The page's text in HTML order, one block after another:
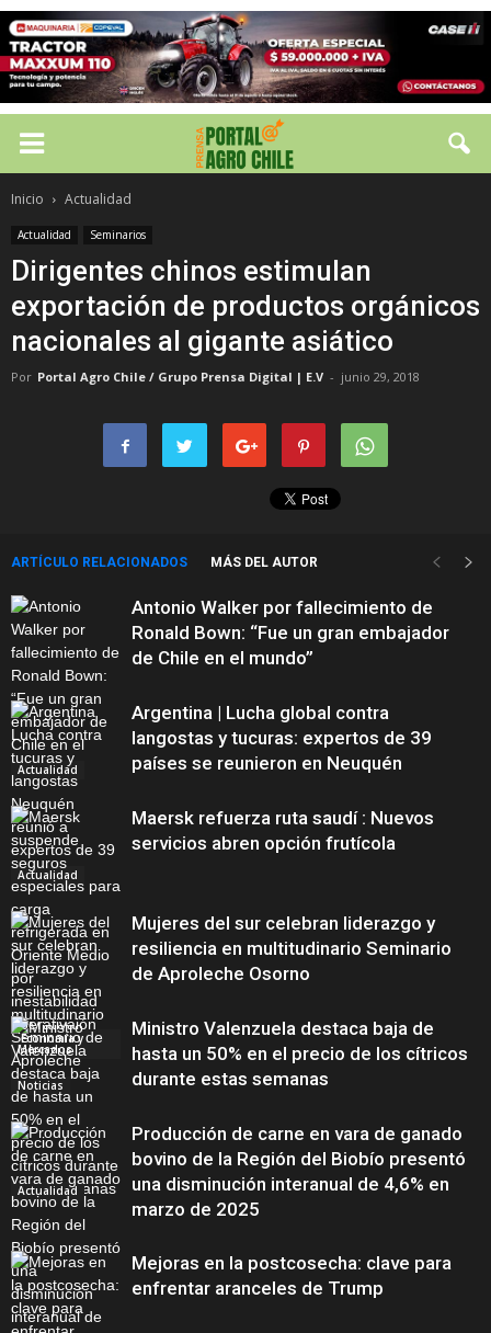
Inicio Actualidad
Actualidad Seminarios
Dirigentes chinos estimulan
exportación de productos orgánicos
nacionales al gigante asiático
Por Portal Agro Chile / Grupo Prensa Digital | E.V - junio 29, 2018
ARTÍCULO RELACIONADOS MÁS DEL AUTOR
Actualidad
Antonio Walker por fallecimiento de
Ronald Bown: “Fue un gran embajador
de Chile en el mundo”
Actualidad
Argentina | Lucha global contra
langostas y tucuras: expertos de 39
países se reunieron en Neuquén
Economía y
Mercados
Maersk refuerza ruta saudí : Nuevos
servicios abren opción frutícola
Noticias
Mujeres del sur celebran liderazgo y
resiliencia en multitudinario Seminario
de Aproleche Osorno
Actualidad
Ministro Valenzuela destaca baja de
hasta un 50% en el precio de los cítricos
durante estas semanas
Producción de carne en vara de ganado
bovino de la Región del Biobío presentó
una disminución interanual de 4,6% en
marzo de 2025
Mejoras en la postcosecha: clave para
enfrentar aranceles de Trump